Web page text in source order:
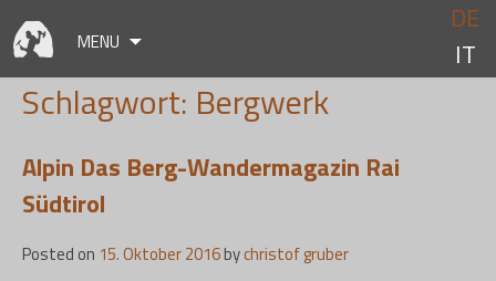
to
content
MENU
DE
IT
Schlagwort: Bergwerk
Alpin Das Berg-Wandermagazin Rai
Südtirol
Posted on 15. Oktober 2016bychristof gruber